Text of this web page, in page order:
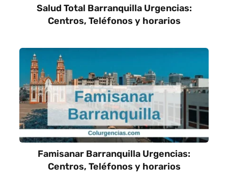
Salud Total Barranquilla Urgencias:
Centros, Teléfonos y horarios
Famisanar Barranquilla Urgencias:
Centros, Teléfonos y horarios